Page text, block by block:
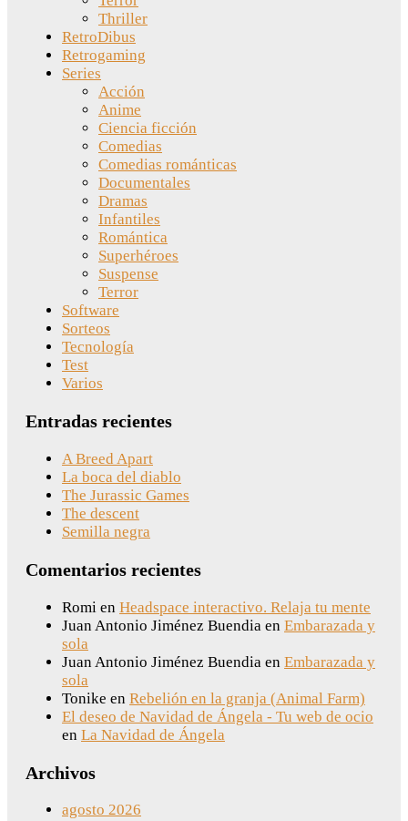
Thriller
RetroDibus
Retrogaming
Series
Acción
Anime
Ciencia ficción
Comedias
Comedias románticas
Documentales
Dramas
Infantiles
Romántica
Superhéroes
Suspense
Terror
Software
Sorteos
Tecnología
Test
Varios
Entradas recientes
A Breed Apart
La boca del diablo
The Jurassic Games
The descent
Semilla negra
Comentarios recientes
Romi en Headspace interactivo. Relaja tu mente
Juan Antonio Jiménez Buendia en Embarazada y
sola
Juan Antonio Jiménez Buendia en Embarazada y
sola
Tonike en Rebelión en la granja (Animal Farm)
El deseo de Navidad de Ángela - Tu web de ocio
en La Navidad de Ángela
Archivos
agosto 2026